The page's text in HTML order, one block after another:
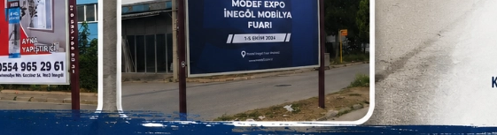
temelini oluşturur" dedi.
PET-BT ile değerlendirildiğini belirten Dr. Durusoy, bu yöntemin hem evreleme
önemli bilgiler sağladığını ifade etti.
tipine, evresine ve hastanın genel durumuna göre değişiklik gösterdiğini belirten Dr.
yakın takip yeterli olabilirken, daha agresif tiplerde kemoterapi,
radyoterapi, kök hücre nakli ve uygun hastalarda CAR-T hücre tedavileri
süreci mutlaka hematoloji uzmanı tarafından kişiye özel olarak planlanmalıdır"